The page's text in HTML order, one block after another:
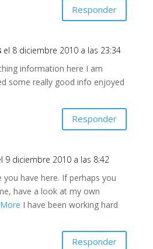
Responder
el 8 diciembre 2010 a las 23:34
information here I am
some really good info enjoyed
Responder
9 diciembre 2010 a las 8:42
you have here. If perhaps you
have a look at my own
I have been working hard
Responder